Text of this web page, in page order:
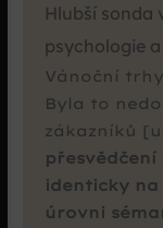
Hlubší sonda
psychologie
Vánoční
Byla to
zákazníků
identicky
úrovni